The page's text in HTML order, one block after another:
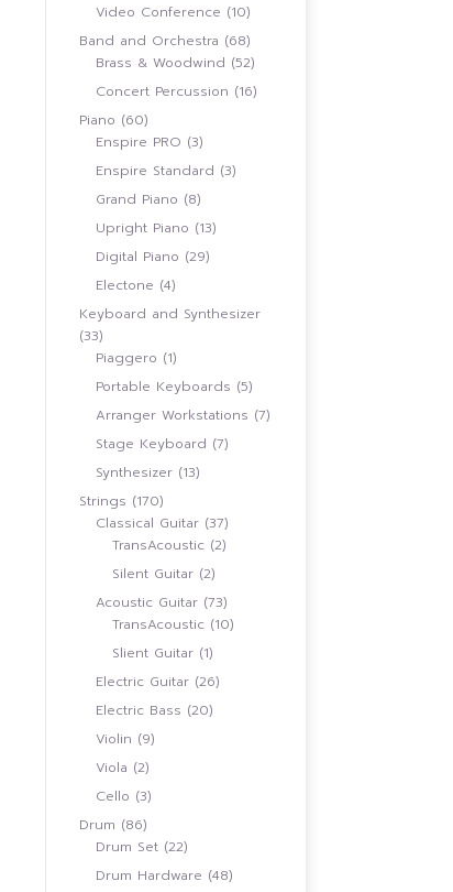
Video Conference 1010
สินค้า
Band and Orchestra 6868
สินค้า
Brass & Woodwind 5252
สินค้า
Concert Percussion 1616
Piano 6060
สินค้า
Enspire PRO 33
สินค้า
Enspire Standard 33
Grand Piano 88
สินค้า
Upright Piano 1313
Digital Piano 2929
Electone 44
สินค้า
Keyboard and Synthesizer
3333
สินค้า
Piaggero 11
สินค้า
Portable Keyboards 55
สินค้า
Arranger Workstations 77
Stage Keyboard 77
Synthesizer 1313
Strings 170170
สินค้า
Classical Guitar 3737
สินค้า
TransAcoustic 22
Silent Guitar 22
สินค้า
Acoustic Guitar 7373
สินค้า
TransAcoustic 1010
Slient Guitar 11
สินค้า
Electric Guitar 2626
Electric Bass 2020
Violin 99
Viola 22
สินค้า
Cello 33
Drum 8686
สินค้า
Drum Set 2222
สินค้า
Drum Hardware 4848